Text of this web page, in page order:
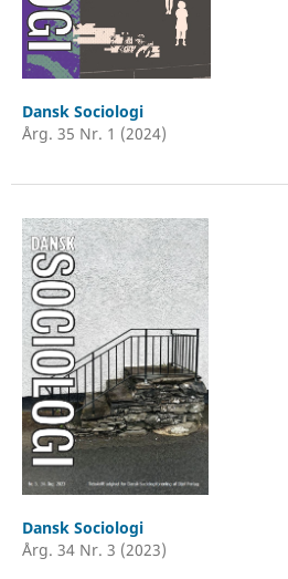
Dansk Sociologi
Årg. 35 Nr. 1 (2024)
Dansk Sociologi
Årg. 34 Nr. 3 (2023)